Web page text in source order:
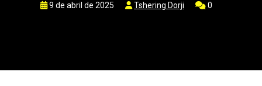
9 de abril de 2025 Tshering Dorji 0